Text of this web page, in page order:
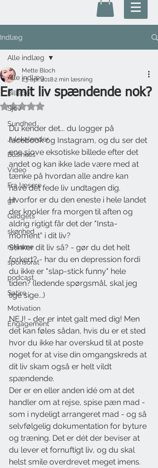
Indlæg
Alle indlæg
Billede
Sjov
Sundhed
Julekalender
Business
Video
Fra læsere
gif
Gadgets
skønhed
reklame
sponsorat
podcast
Satire
Motivation
Engagement
Alle indlæg
Er mit liv spændende nok?
Mette Bloch
23. apr. 20182 min læsning
Bedømt til NaN ud af 5 stjerner.
Du kender det... du logger på
facebook og Instagram, og du ser det
ene sjove eksotiske billede efter det
andet og kan ikke lade være med at
tænke på hvordan alle andre kan
have det fede liv undtagen dig.
Hvorfor er du den eneste i hele landet
der knokler fra morgen til aften og
aldrig rigtigt får det der "Insta-
moment" i dit liv?
Stinker dit liv så? - gør du det helt
forkert? - har du en depression fordi
du ikke er "slap-stick funny" hele
tiden? (ledende spørgsmål, skal jeg
lige sige...)
NEJ! - der er intet galt med dig! Men
det kan føles sådan, hvis du er et sted
hvor du ikke har overskud til at poste
noget for at vise din omgangskreds at
dit liv skam også er helt vildt
spændende.
Der er en eller anden idé om at det
handler om at rejse, spise pæn mad -
som i nydeligt arrangeret mad - og så
selvfølgelig dokumentation for byture
og træning. Det er dét der beviser at
du lever et fornuftigt liv, og du skal
helst smile overdrevet meget imens.